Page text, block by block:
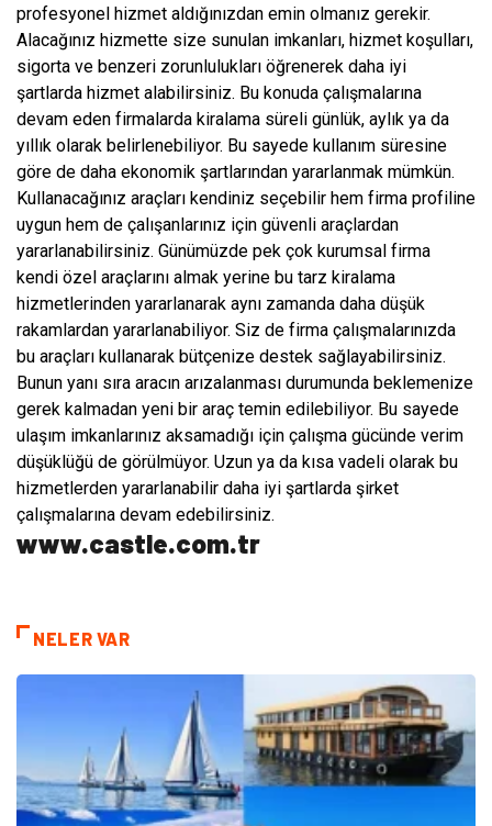
profesyonel hizmet aldığınızdan emin olmanız gerekir.
Alacağınız hizmette size sunulan imkanları, hizmet koşulları,
sigorta ve benzeri zorunlulukları öğrenerek daha iyi
şartlarda hizmet alabilirsiniz. Bu konuda çalışmalarına
devam eden firmalarda kiralama süreli günlük, aylık ya da
yıllık olarak belirlenebiliyor. Bu sayede kullanım süresine
göre de daha ekonomik şartlarından yararlanmak mümkün.
Kullanacağınız araçları kendiniz seçebilir hem firma profiline
uygun hem de çalışanlarınız için güvenli araçlardan
yararlanabilirsiniz. Günümüzde pek çok kurumsal firma
kendi özel araçlarını almak yerine bu tarz kiralama
hizmetlerinden yararlanarak aynı zamanda daha düşük
rakamlardan yararlanabiliyor. Siz de firma çalışmalarınızda
bu araçları kullanarak bütçenize destek sağlayabilirsiniz.
Bunun yanı sıra aracın arızalanması durumunda beklemenize
gerek kalmadan yeni bir araç temin edilebiliyor. Bu sayede
ulaşım imkanlarınız aksamadığı için çalışma gücünde verim
düşüklüğü de görülmüyor. Uzun ya da kısa vadeli olarak bu
hizmetlerden yararlanabilir daha iyi şartlarda şirket
çalışmalarına devam edebilirsiniz.
www.castle.com.tr
NELER VAR